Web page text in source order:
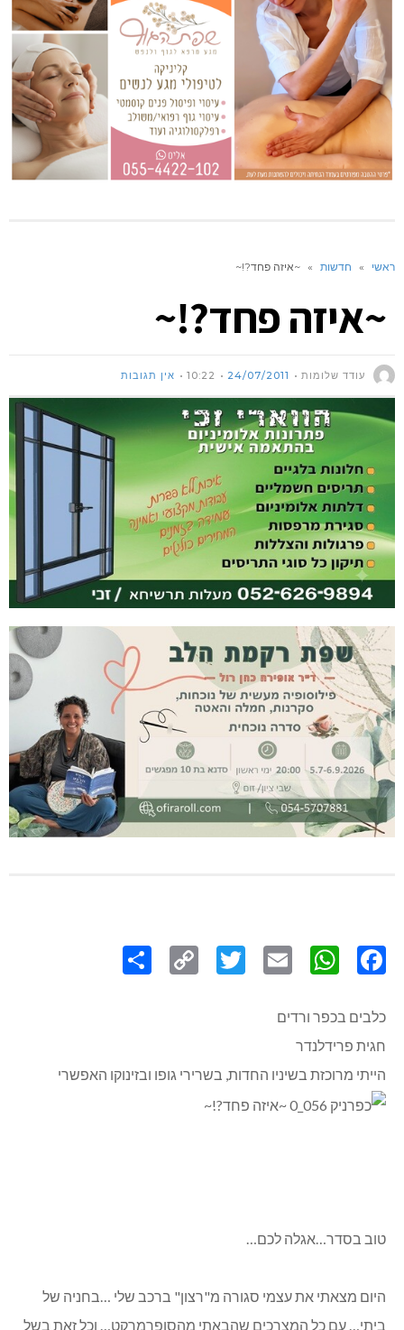
ראשי » חדשות » ~איזה פחד?!~
~איזה פחד?!~
עודד שלומות 24/07/2011
10:22 אין תגובות
Link
כלבים בכפר ורדים
חגית פרידלנדר
הייתי מרוכזת בשיניו החדות, בשרירי גופו ובזינוקו האפשרי
טוב בסדר…אגלה לכם…
היום מצאתי את עצמי סגורה מ"רצון" ברכב שלי …בחניה של
ביתי… עם כל המצרכים שהבאתי מהסופרמרקט… וכל זאת בשל